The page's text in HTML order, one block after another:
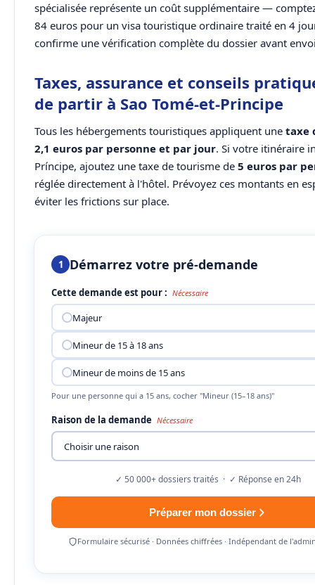
spécialisée représente un coût supplémentaire —
84 euros pour un visa touristique ordinaire traité en 4
confirme une vérification complète du dossier avant
Taxes, assurance et conseils
de partir à Sao Tomé-et-Principe
Tous les hébergements touristiques appliquent une taxe
2,1 euros par personne et par jour. Si votre itinéraire
Príncipe, ajoutez une taxe de tourisme de 5 euros par
réglée directement à l'hôtel. Prévoyez ces montants en
éviter les frictions sur place.
1 Démarrez votre pré-demande
Cette demande est pour : Nécessaire
Majeur
Mineur de 15 à 18 ans
Mineur de moins de 15 ans
Pour une personne qui a 15 ans, cocher "Mineur (15–18 ans)"
Raison de la demande Nécessaire
✓ 50 000+ dossiers traités · ✓ Réponse en 24h
Préparer mon dossier
Formulaire sécurisé · Données chiffrées · Indépendant de